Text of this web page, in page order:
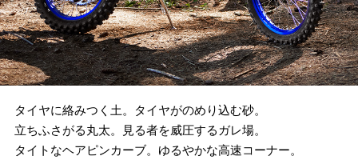
タイヤに絡みつく土。タイヤがのめり込む砂。
立ちふさがる丸太。見る者を威圧するガレ場。
タイトなヘアピンカーブ。ゆるやかな高速コーナー。